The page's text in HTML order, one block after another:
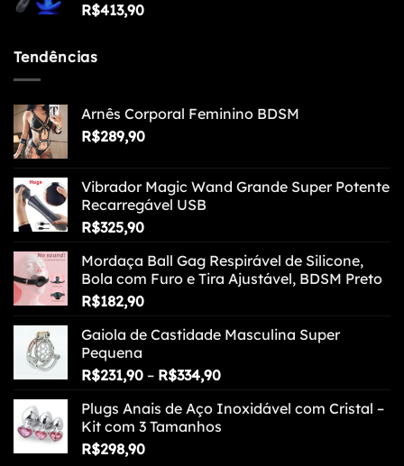
R$413,90
Tendências
Arnês Corporal Feminino BDSM
R$289,90
Vibrador Magic Wand Grande Super Potente
Recarregável USB
R$325,90
Mordaça Ball Gag Respirável de Silicone,
Bola com Furo e Tira Ajustável, BDSM Preto
R$182,90
Gaiola de Castidade Masculina Super
Pequena
R$231,90 – R$334,90Faixa
preço:
R$231,90
Plugs Anais de Aço Inoxidável com Cristal –
Kit com 3 Tamanhos
R$298,90